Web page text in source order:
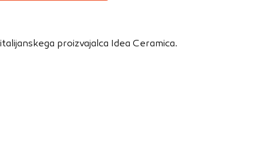
proizvajalca Idea Ceramica.
najmanj
ki jih piškotki
kdaj ste